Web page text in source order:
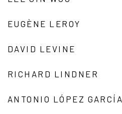
EUGÈNE LEROY
DAVID LEVINE
RICHARD LINDNER
ANTONIO LÓPEZ GARCÍA